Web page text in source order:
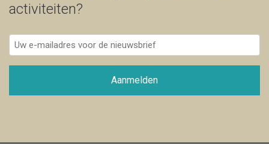
activiteiten?
Uw
e-
mailadres
de
Aanmelden